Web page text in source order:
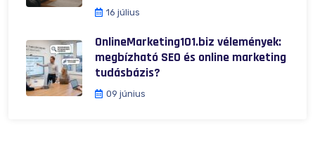
16 július
OnlineMarketing101.biz vélemények:
megbízható SEO és online marketing
tudásbázis?
09 június